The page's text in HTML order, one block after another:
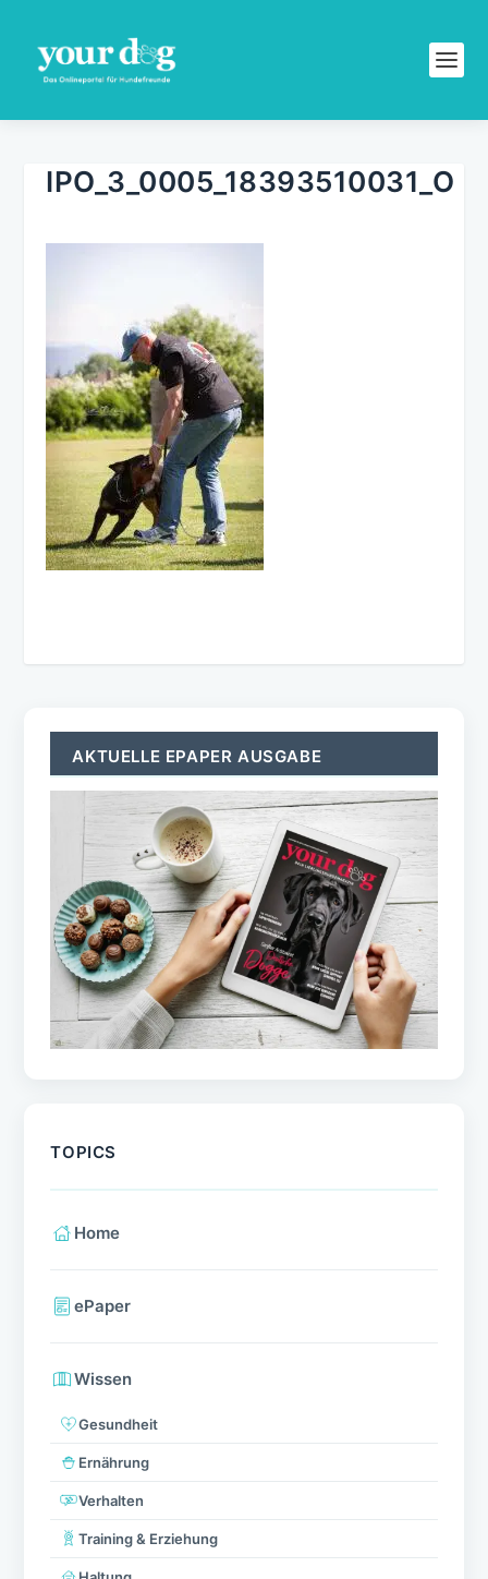
IPO_3_0005_18393510031_O
AKTUELLE EPAPER AUSGABE
TOPICS
Home
ePaper
Wissen
Gesundheit
Ernährung
Verhalten
Training & Erziehung